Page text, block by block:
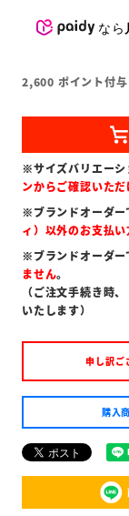
なら
2,600 ポイント付与
※サイズバリエーシ
ンからご確認いた
※ブランドオーダー
ィ）以外のお支払
※ブランドオーダー
ません。
（ご注文手続き時
いたします）
申し訳ご
購入